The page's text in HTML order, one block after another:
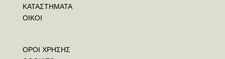
ΚΑΤΑΣΤΗΜΑΤΑ
ΟΙΚΟΙ
ΟΡΟΙ ΧΡΗΣΗΣ